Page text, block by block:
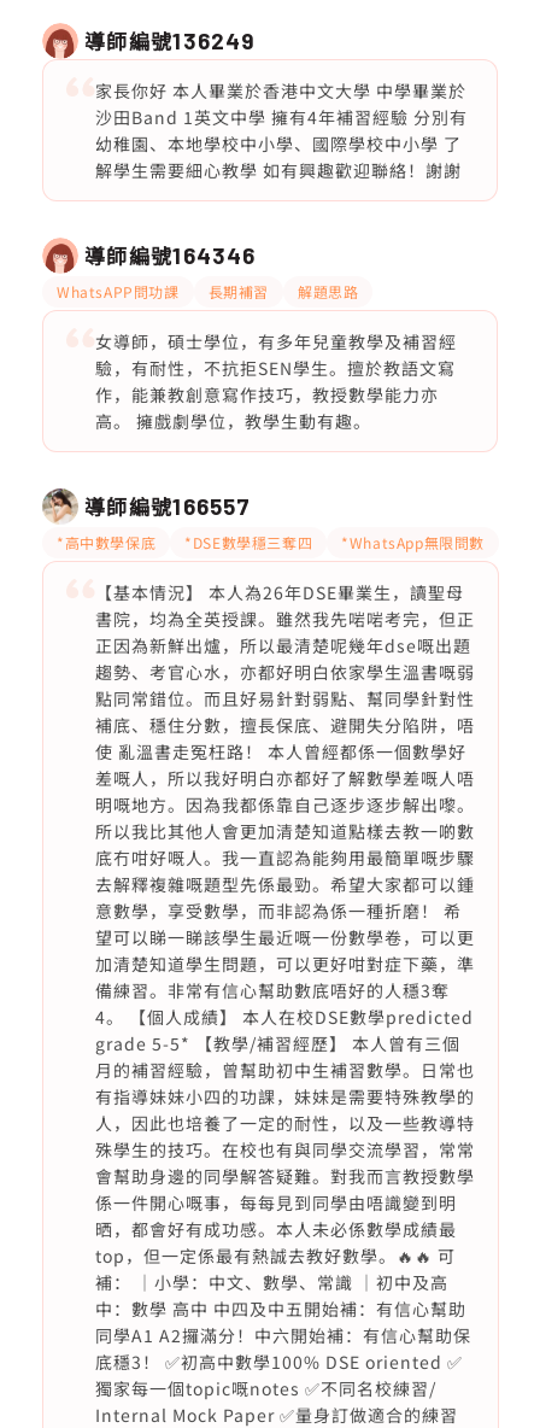
導師編號136249
家長你好 本人畢業於香港中文大學 中學畢業於
沙田Band 1英文中學 擁有4年補習經驗 分別有
幼稚園、本地學校中小學、國際學校中小學 了
解學生需要細心教學 如有興趣歡迎聯絡！謝謝
導師編號164346
WhatsAPP問功課 長期補習 解題思路
女導師，碩士學位，有多年兒童教學及補習經
驗，有耐性，不抗拒SEN學生。擅於教語文寫
作，能兼教創意寫作技巧，教授數學能力亦
高。 擁戲劇學位，教學生動有趣。
導師編號166557
*高中數學保底 *DSE數學穩三奪四 *WhatsApp無限問數
【基本情況】 本人為26年DSE畢業生，讀聖母
書院，均為全英授課。雖然我先啱啱考完，但正
正因為新鮮出爐，所以最清楚呢幾年dse嘅出題
趨勢、考官心水，亦都好明白依家學生溫書嘅弱
點同常錯位。而且好易針對弱點、幫同學針對性
補底、穩住分數，擅長保底、避開失分陷阱，唔
使 亂溫書走冤枉路！ 本人曾經都係一個數學好
差嘅人，所以我好明白亦都好了解數學差嘅人唔
明嘅地方。因為我都係靠自己逐步逐步解出嚟。
所以我比其他人會更加清楚知道點樣去教一啲數
底冇咁好嘅人。我一直認為能夠用最簡單嘅步驟
去解釋複雜嘅題型先係最勁。希望大家都可以鍾
意數學，享受數學，而非認為係一種折磨！ 希
望可以睇一睇該學生最近嘅一份數學卷，可以更
加清楚知道學生問題，可以更好咁對症下藥，準
備練習。非常有信心幫助數底唔好的人穩3奪
4。 【個人成績】 本人在校DSE數學predicted
grade 5-5* 【教學/補習經歷】 本人曾有三個
月的補習經驗，曾幫助初中生補習數學。日常也
有指導妹妹小四的功課，妹妹是需要特殊教學的
人，因此也培養了一定的耐性，以及一些教導特
殊學生的技巧。在校也有與同學交流學習，常常
會幫助身邊的同學解答疑難。對我而言教授數學
係一件開心嘅事，每每見到同學由唔識變到明
晒，都會好有成功感。本人未必係數學成績最
top，但一定係最有熱誠去教好數學。🔥🔥 可
補： ｜小學：中文、數學、常識 ｜初中及高
中：數學 高中 中四及中五開始補：有信心幫助
同學A1 A2攞滿分！中六開始補：有信心幫助保
底穩3！ ✅初高中數學100% DSE oriented ✅
獨家每一個topic嘅notes ✅不同名校練習/
Internal Mock Paper ✅量身訂做適合的練習